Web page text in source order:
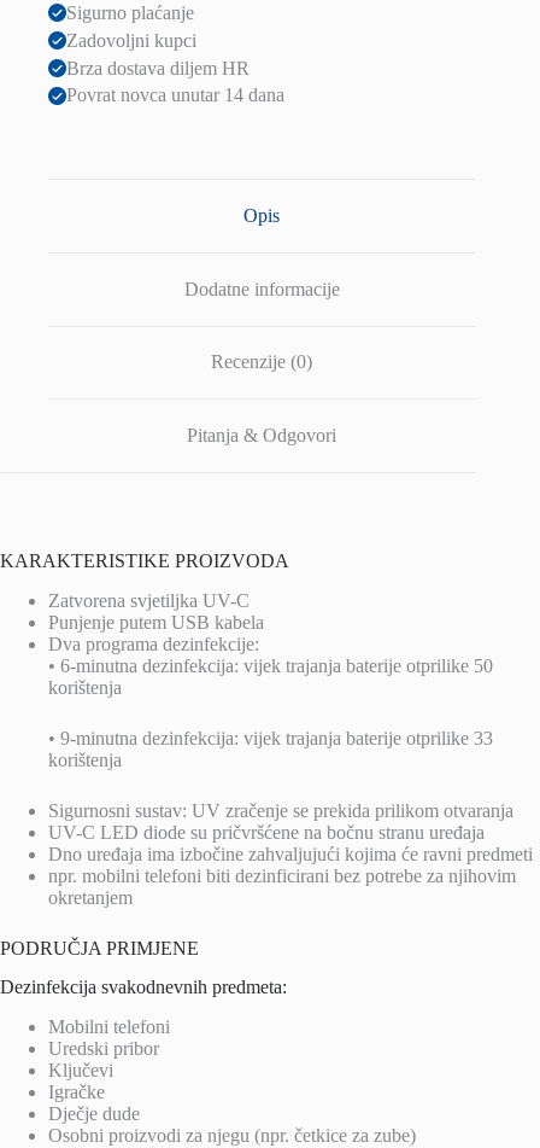
količina Sigurno plaćanje
Zadovoljni kupci
Brza dostava diljem HR
Povrat novca unutar 14 dana
Opis
Dodatne informacije
Recenzije (0)
Pitanja & Odgovori
KARAKTERISTIKE PROIZVODA
Zatvorena svjetiljka UV-C
Punjenje putem USB kabela
Dva programa dezinfekcije:
• 6-minutna dezinfekcija: vijek trajanja baterije otprilike 50
korištenja
• 9-minutna dezinfekcija: vijek trajanja baterije otprilike 33
korištenja
Sigurnosni sustav: UV zračenje se prekida prilikom otvaranja
UV-C LED diode su pričvršćene na bočnu stranu uređaja
Dno uređaja ima izbočine zahvaljujući kojima će ravni predmeti
npr. mobilni telefoni biti dezinficirani bez potrebe za njihovim
okretanjem
PODRUČJA PRIMJENE
Dezinfekcija svakodnevnih predmeta:
Mobilni telefoni
Uredski pribor
Ključevi
Igračke
Dječje dude
Osobni proizvodi za njegu (npr. četkice za zube)